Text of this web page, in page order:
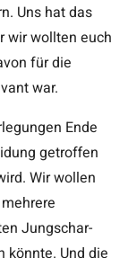
Uns hat das
wir wollten euch
für die
war.
Ende
getroffen
Wir wollen
Jungschar-
könnte. Und die